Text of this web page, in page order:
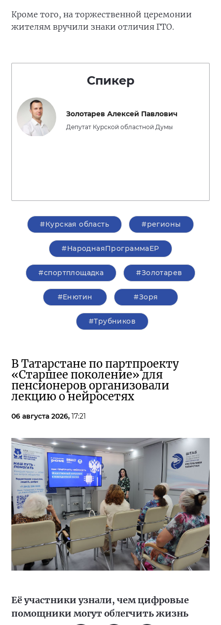
Кроме того, на торжественной церемонии
жителям вручили знаки отличия ГТО.
Спикер
Золотарев Алексей Павлович
Депутат Курской областной Думы
#Курская область #регионы
#НароднаяПрограммаЕР
#спортплощадка #Золотарев
#Енютин #Зоря
#Трубников
В Татарстане по партпроекту
«Старшее поколение» для
пенсионеров организовали
лекцию о нейросетях
06 августа 2026, 17:21
Её участники узнали, чем цифровые
помощники могут облегчить жизнь